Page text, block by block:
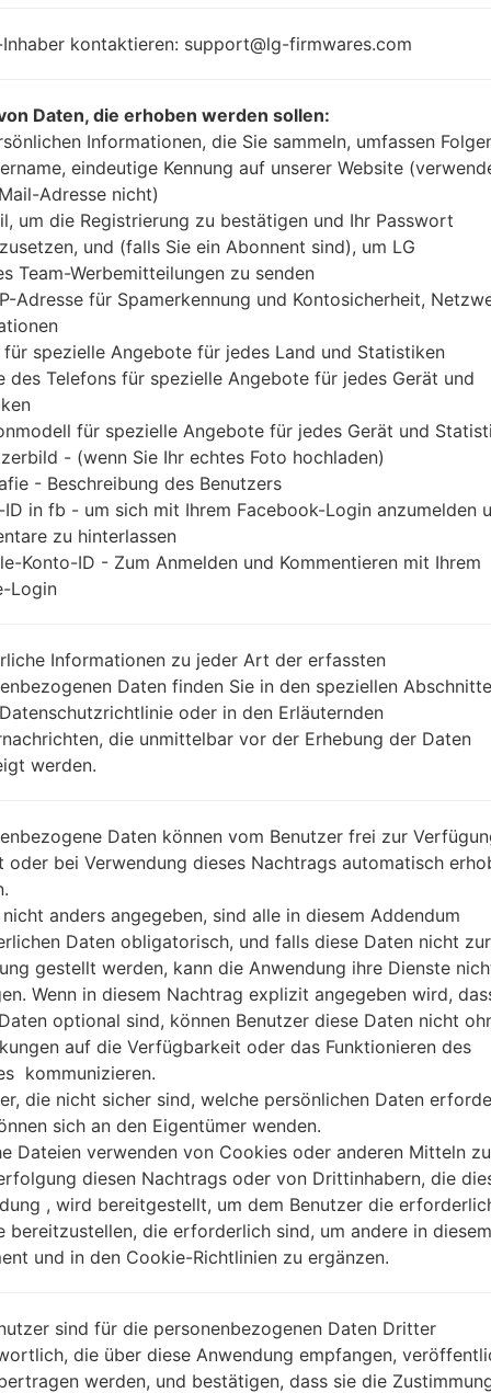
A53 & 4x1.0GHz
Cortex-A53
2GB
Buy accessories on Amazon
akaLG
kontaktieren: support@lg-firmwares.com
Daten, die erhoben werden sollen:
Informationen, die Sie sammeln, umfassen
eindeutige Kennung auf unserer Website
Adresse nicht)
um die Registrierung zu bestätigen und Ihr Passwort
und (falls Sie ein Abonnent sind), um LG
Team-Werbemitteilungen zu senden
Adresse für Spamerkennung und Kontosicherheit,
für spezielle Angebote für jedes Land und Statistiken
des Telefons für spezielle Angebote für jedes Gerät und
für spezielle Angebote für jedes Gerät und
- (wenn Sie Ihr echtes Foto hochladen)
- Beschreibung des Benutzers
ID in fb - um sich mit Ihrem Facebook-Login anzumelden
zu hinterlassen
Konto-ID - Zum Anmelden und Kommentieren mit Ihrem
Login
Informationen zu jeder Art der erfassten
Daten finden Sie in den speziellen
oder in den Erläuternden
die unmittelbar vor der Erhebung der Daten
werden.
Daten können vom Benutzer frei zur
oder bei Verwendung dieses Nachtrags automatisch
anders angegeben, sind alle in diesem Addendum
Daten obligatorisch, und falls diese Daten nicht zur
gestellt werden, kann die Anwendung ihre Dienste
Wenn in diesem Nachtrag explizit angegeben wird,
optional sind, können Benutzer diese Daten nicht
auf die Verfügbarkeit oder das Funktionieren des
kommunizieren.
die nicht sicher sind, welche persönlichen Daten
sich an den Eigentümer wenden.
Dateien verwenden von Cookies oder anderen Mitteln
diesen Nachtrags oder von Drittinhabern, die
, wird bereitgestellt, um dem Benutzer die
bereitzustellen, die erforderlich sind, um andere in diesem
und in den Cookie-Richtlinien zu ergänzen.
sind für die personenbezogenen Daten Dritter
die über diese Anwendung empfangen,
werden, und bestätigen, dass sie die